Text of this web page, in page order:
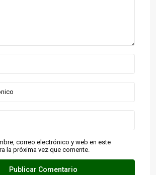
correo electrónico y web en este
la próxima vez que comente.